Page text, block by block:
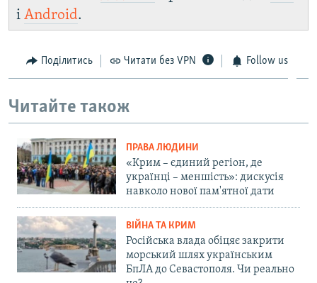
і Android.
Поділитись Читати без VPN Follow us
Читайте також
ПРАВА ЛЮДИНИ
«Крим – єдиний регіон, де
українці – меншість»: дискусія
навколо нової пам'ятної дати
ВІЙНА ТА КРИМ
Російська влада обіцяє закрити
морський шлях українським
БпЛА до Севастополя. Чи реально